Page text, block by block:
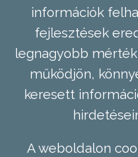
információk
fejlesztések
legnagyobb
működjön,
keresett
A weboldalon